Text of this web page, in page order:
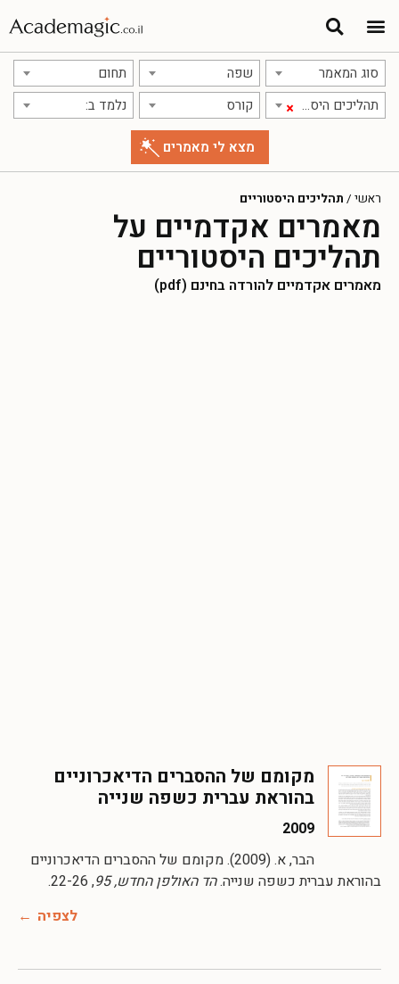
סוג המאמר שפה תחום
× תהליכים היסטוריים קורס נלמד ב:
ראשי / תהליכים היסטוריים
מאמרים אקדמיים על
תהליכים היסטוריים
מאמרים אקדמיים להורדה בחינם (pdf)
מקומם של ההסברים הדיאכרוניים
בהוראת עברית כשפה שנייה
2009
הבר, א. (2009). מקומם של ההסברים הדיאכרוניים
בהוראת עברית כשפה שנייה.הד האולפן החדש, 95
, 22-26.
לצפיה